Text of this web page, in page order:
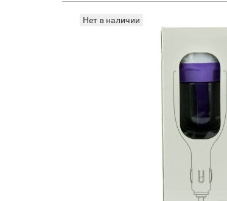
Нет в наличии